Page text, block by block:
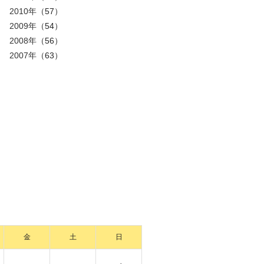
2010年 （57）
2009年 （54）
2008年 （56）
2007年 （63）
金 土 日